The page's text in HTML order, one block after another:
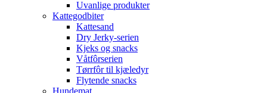
Uvanlige produkter
Kattegodbiter
Kattesand
Dry Jerky-serien
Kjeks og snacks
Våtfôrserien
Tørrfôr til kjæledyr
Flytende snacks
Hundemat